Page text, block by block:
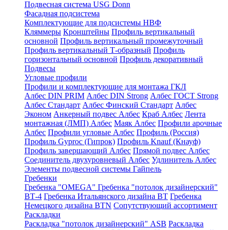
Подвесная система USG Donn
Фасадная подсистема
Комплектующие для подсистемы НВФ
Кляммеры Кронштейны Профиль вертикальный
основной Профиль вертикальный промежуточный
Профиль вертикальный Т-образный Профиль
горизонтальный основной Профиль декоративный
Подвесы
Угловые профили
Профили и комплектующие для монтажа ГКЛ
Албес DIN PRIM Албес DIN Strong Албес ГОСТ Strong
Албес Стандарт Албес Финский Стандарт Албес
Эконом Анкерный подвес Албес Краб Албес Лента
монтажная (ЛМП) Албес Маяк Албес Профили арочные
Албес Профили угловые Албес Профиль (Россия)
Профиль Gyproc (Гипрок) Профиль Knauf (Кнауф)
Профиль завершающий Албес Прямой подвес Албес
Соединитель двухуровневый Албес Удлинитель Албес
Элементы подвесной системы Гайпель
Гребенки
Гребенка "OMEGA" Гребенка "потолок дизайнерский"
ВТ-4 Гребенка Итальянского дизайна BT Гребенка
Немецкого дизайна ВТN Сопутствующий ассортимент
Раскладки
Раскладка "потолок дизайнерский" ASB Раскладка